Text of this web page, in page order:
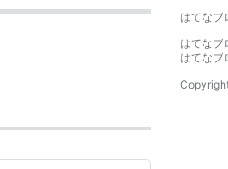
はてなブ
はてなブ
はてなブ